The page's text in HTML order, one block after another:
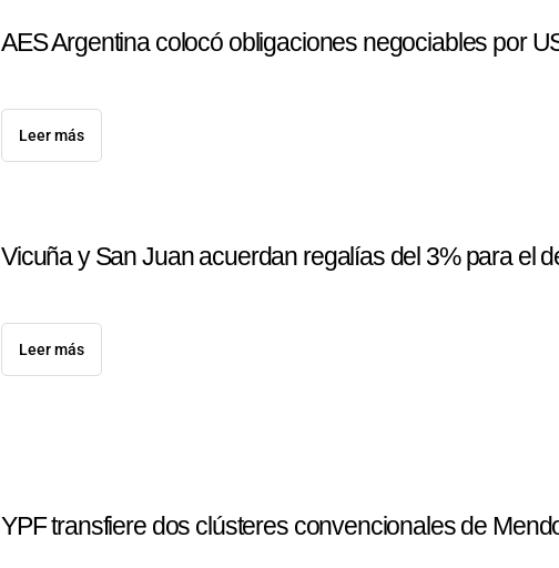
AES Argentina colocó obligaciones negociables por
Leer más
Vicuña y San Juan acuerdan regalías del 3% para el
Leer más
YPF transfiere dos clústeres convencionales de